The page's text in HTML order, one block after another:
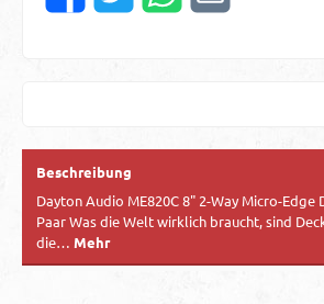
Beschreibung
Dayton Audio ME820C 8" 2-Way Micro-Edge
Paar Was die Welt wirklich braucht, sind
die… Mehr